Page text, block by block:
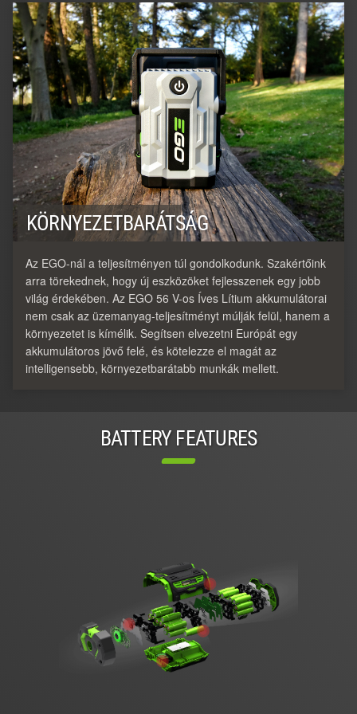
KÖRNYEZETBARÁTSÁG
Az EGO-nál a teljesítményen túl gondolkodunk. Szakértőink
arra törekednek, hogy új eszközöket fejlesszenek egy jobb
világ érdekében. Az EGO 56 V-os Íves Lítium akkumulátorai
nem csak az üzemanyag-teljesítményt múlják felül, hanem a
környezetet is kímélik. Segítsen elvezetni Európát egy
akkumulátoros jövő felé, és kötelezze el magát az
intelligensebb, környezetbarátabb munkák mellett.
BATTERY FEATURES